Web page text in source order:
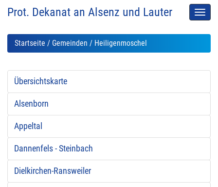
Prot. Dekanat an Alsenz und Lauter
Startseite / Gemeinden / Heiligenmoschel
Übersichtskarte
Alsenborn
Appeltal
Dannenfels - Steinbach
Dielkirchen-Ransweiler